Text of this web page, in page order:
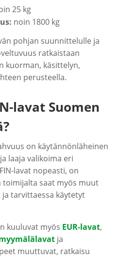
25 kg
noin 1800 kg
pohjan suunnittelulle ja
ratkaistaan
kuorman, käsittelyn,
perusteella.
lavat Suomen
on käytännönläheinen
laaja valikoima eri
lavat nopeasti, on
toimijalta saat myös muut
tarvittaessa käytetyt
kuuluvat myös EUR-lavat,
ja
muuttuvat, ratkaisu